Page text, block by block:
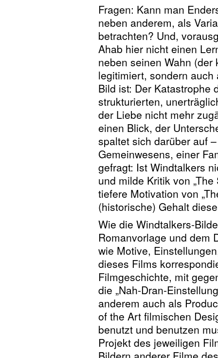
Fragen: Kann man
neben anderem, als
betrachten? Und,
Ahab hier nicht einen
neben seinen Wahn
legitimiert, sondern
Bild ist: Der Katastrophe
strukturierten,
der Liebe nicht mehr
einen Blick, der
spaltet sich darüber auf
Gemeinwesens, einer
gefragt: Ist Windtalkers
und milde Kritik von
tiefere Motivation von
(historische) Gehalt
Wie die Windtalkers-
Romanvorlage und dem
wie Motive,
dieses Films
Filmgeschichte, mit
die „Nah-Dran-
anderem auch als
of the Art filmischen
benutzt und benutzen
Projekt des jeweiligen